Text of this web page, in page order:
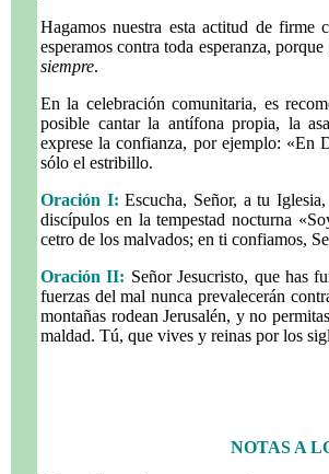
Hagamos nuestra esta actitud de firme
esperamos contra toda esperanza, porque
siempre.
En la celebración comunitaria, es
posible cantar la antífona propia, la
exprese la confianza, por ejemplo: «En
sólo el estribillo.
Oración I: Escucha, Señor, a tu
discípulos en la tempestad nocturna
cetro de los malvados; en ti confiamos,
Oración II: Señor Jesucristo, que has
fuerzas del mal nunca prevalecerán
montañas rodean Jerusalén, y no
maldad. Tú, que vives y reinas por los
NOTAS A